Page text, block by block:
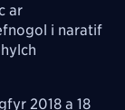
ar
i naratif
2018 a 18